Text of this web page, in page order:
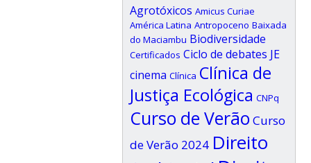
Agrotóxicos Amicus Curiae
América Latina Antropoceno Baixada
do Maciambu Biodiversidade
Certificados Ciclo de debates JE
cinema Clínica Clínica de
Justiça Ecológica CNPq
Curso de Verão Curso
de Verão 2024 Direito